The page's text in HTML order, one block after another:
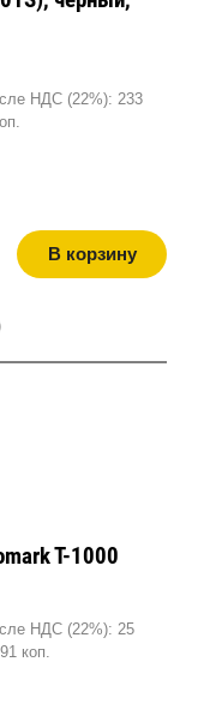
НДС (22%): 233
В корзину
T-1000
НДС (22%): 25
коп.